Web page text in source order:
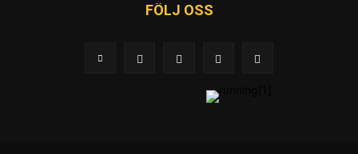
FÖLJ OSS